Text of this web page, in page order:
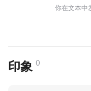
你在文本中
印象 0